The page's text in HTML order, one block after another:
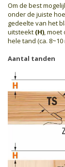
Om de best
onder de juiste
gedeelte van het
uitsteekt (H), moet
hele tand (ca. 8~10
Aantal tanden